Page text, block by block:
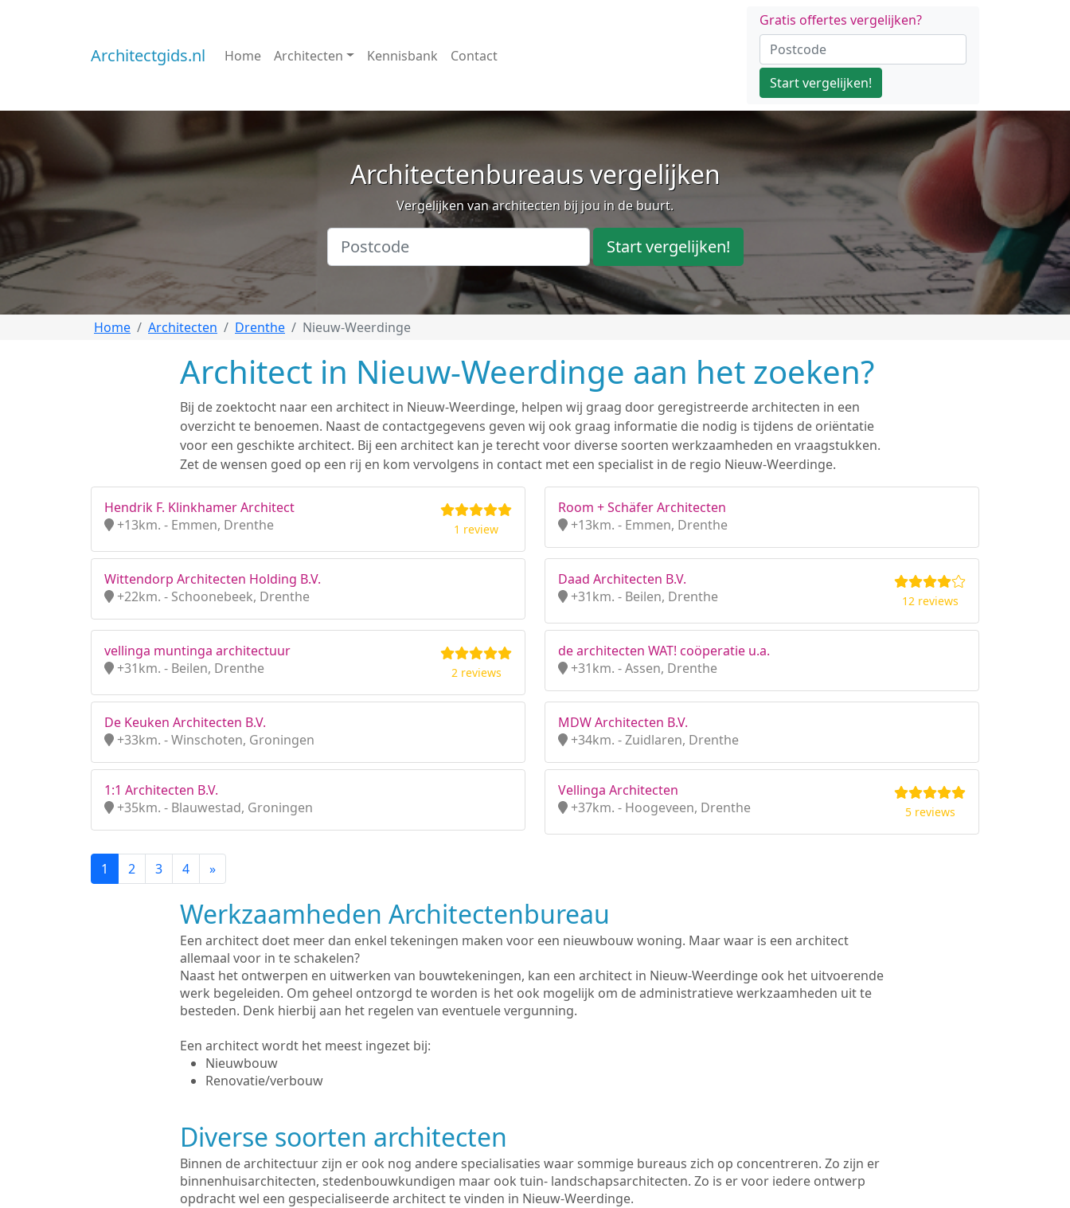
Architectgids.nl Home Architecten Kennisbank Contact
Gratis offertes vergelijken?
Start vergelijken!
Architectenbureaus vergelijken
Vergelijken van architecten bij jou in de buurt.
Start vergelijken!
Home Architecten Drenthe Nieuw-Weerdinge
Architect in Nieuw-Weerdinge aan het zoeken?
Bij de zoektocht naar een architect in Nieuw-Weerdinge, helpen wij graag door geregistreerde architecten in een
overzicht te benoemen. Naast de contactgegevens geven wij ook graag informatie die nodig is tijdens de oriëntatie
voor een geschikte architect. Bij een architect kan je terecht voor diverse soorten werkzaamheden en vraagstukken.
Zet de wensen goed op een rij en kom vervolgens in contact met een specialist in de regio Nieuw-Weerdinge.
Hendrik F. Klinkhamer Architect
+13km. - Emmen, Drenthe
1 review
Room + Schäfer Architecten
+13km. - Emmen, Drenthe
Wittendorp Architecten Holding B.V.
+22km. - Schoonebeek, Drenthe
Daad Architecten B.V.
+31km. - Beilen, Drenthe
12 reviews
vellinga muntinga architectuur
+31km. - Beilen, Drenthe
2 reviews
de architecten WAT! coöperatie u.a.
+31km. - Assen, Drenthe
De Keuken Architecten B.V.
+33km. - Winschoten, Groningen
MDW Architecten B.V.
+34km. - Zuidlaren, Drenthe
1:1 Architecten B.V.
+35km. - Blauwestad, Groningen
Vellinga Architecten
+37km. - Hoogeveen, Drenthe
5 reviews
1 2 3 4 »
Werkzaamheden Architectenbureau
Een architect doet meer dan enkel tekeningen maken voor een nieuwbouw woning. Maar waar is een architect
allemaal voor in te schakelen?
Naast het ontwerpen en uitwerken van bouwtekeningen, kan een architect in Nieuw-Weerdinge ook het uitvoerende
werk begeleiden. Om geheel ontzorgd te worden is het ook mogelijk om de administratieve werkzaamheden uit te
besteden. Denk hierbij aan het regelen van eventuele vergunning.
Een architect wordt het meest ingezet bij:
Nieuwbouw
Renovatie/verbouw
Diverse soorten architecten
Binnen de architectuur zijn er ook nog andere specialisaties waar sommige bureaus zich op concentreren. Zo zijn er
binnenhuisarchitecten, stedenbouwkundigen maar ook tuin- landschapsarchitecten. Zo is er voor iedere ontwerp
opdracht wel een gespecialiseerde architect te vinden in Nieuw-Weerdinge.